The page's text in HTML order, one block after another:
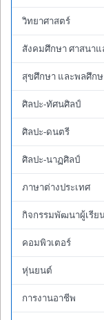
วิทยาศาสตร์
สังคมศึกษา ศาสนา
สุขศึกษา และพลศึก
ศิลปะ-ทัศนศิลป์
ศิลปะ-ดนตรี
ศิลปะ-นาฏศิลป์
ภาษาต่างประเทศ
กิจกรรมพัฒนาผู้เรีย
คอมพิวเตอร์
หุ่นยนต์
การงานอาชีพ